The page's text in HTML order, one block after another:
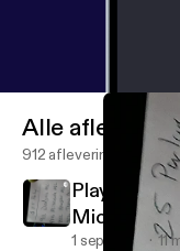
Alle
912 afleveringen
Playing for
Michigan
1 sep 2023 11